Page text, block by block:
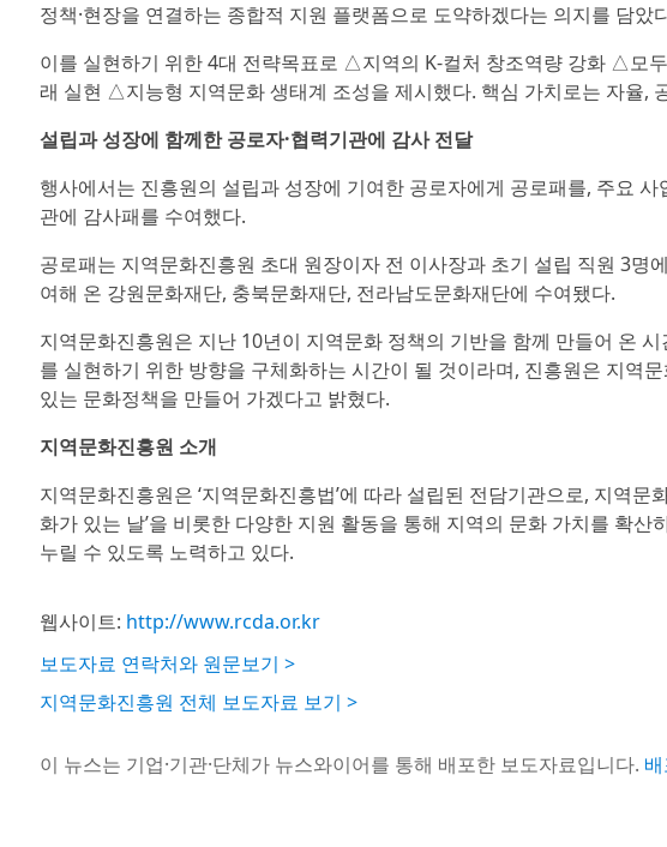
정책·현장을 연결하는 종합적 지원 플랫폼으로 도약하겠다는 의지를 담았
이를 실현하기 위한 4대 전략목표로 △지역의 K-컬처 창조역량 강화 △모
래 실현 △지능형 지역문화 생태계 조성을 제시했다. 핵심 가치로는 자율,
설립과 성장에 함께한 공로자·협력기관에 감사 전달
행사에서는 진흥원의 설립과 성장에 기여한 공로자에게 공로패를, 주요
관에 감사패를 수여했다.
공로패는 지역문화진흥원 초대 원장이자 전 이사장과 초기 설립 직원 3
여해 온 강원문화재단, 충북문화재단, 전라남도문화재단에 수여됐다.
지역문화진흥원은 지난 10년이 지역문화 정책의 기반을 함께 만들어 온
를 실현하기 위한 방향을 구체화하는 시간이 될 것이라며, 진흥원은 지역
있는 문화정책을 만들어 가겠다고 밝혔다.
지역문화진흥원 소개
지역문화진흥원은 ‘지역문화진흥법’에 따라 설립된 전담기관으로, 지역
화가 있는 날’을 비롯한 다양한 지원 활동을 통해 지역의 문화 가치를 확
누릴 수 있도록 노력하고 있다.
웹사이트: http://www.rcda.or.kr
보도자료 연락처와 원문보기 >
지역문화진흥원 전체 보도자료 보기 >
이 뉴스는 기업·기관·단체가 뉴스와이어를 통해 배포한 보도자료입니다.